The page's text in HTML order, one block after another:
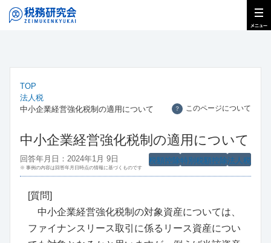
TOP
法人税
中小企業経営強化税制の適用について
？ このページについて
中小企業経営強化税制の適用について
法人税
特別税額控除
税額控除
回答年月日：2024年1月 9日
※ 事例の内容は回答年月日時点の情報に基づくものです
[質問]
中小企業経営強化税制の対象資産については、
ファイナンスリース取引に係るリース資産につい